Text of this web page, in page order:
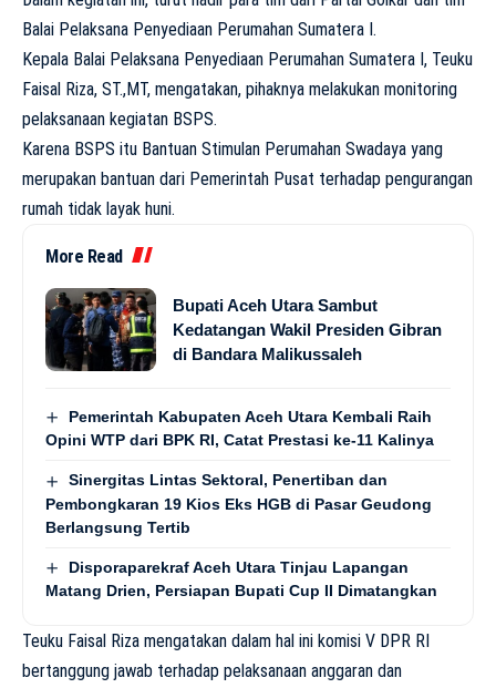
Balai Pelaksana Penyediaan Perumahan Sumatera I.
Kepala Balai Pelaksana Penyediaan Perumahan Sumatera I, Teuku
Faisal Riza, ST.,MT, mengatakan, pihaknya melakukan monitoring
pelaksanaan kegiatan BSPS.
Karena BSPS itu Bantuan Stimulan Perumahan Swadaya yang
merupakan bantuan dari Pemerintah Pusat terhadap pengurangan
rumah tidak layak huni.
More Read
Bupati Aceh Utara Sambut
Kedatangan Wakil Presiden Gibran
di Bandara Malikussaleh
Pemerintah Kabupaten Aceh Utara Kembali Raih
Opini WTP dari BPK RI, Catat Prestasi ke-11 Kalinya
Sinergitas Lintas Sektoral, Penertiban dan
Pembongkaran 19 Kios Eks HGB di Pasar Geudong
Berlangsung Tertib
Disporaparekraf Aceh Utara Tinjau Lapangan
Matang Drien, Persiapan Bupati Cup II Dimatangkan
Teuku Faisal Riza mengatakan dalam hal ini komisi V DPR RI
bertanggung jawab terhadap pelaksanaan anggaran dan